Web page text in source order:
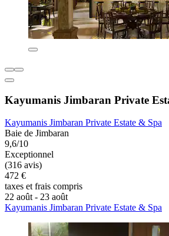
Kayumanis Jimbaran Private
Kayumanis Jimbaran Private Estate & Spa
Baie de Jimbaran
9,6/10
Exceptionnel
(316 avis)
472 €
taxes et frais compris
22 août - 23 août
Kayumanis Jimbaran Private Estate & Spa